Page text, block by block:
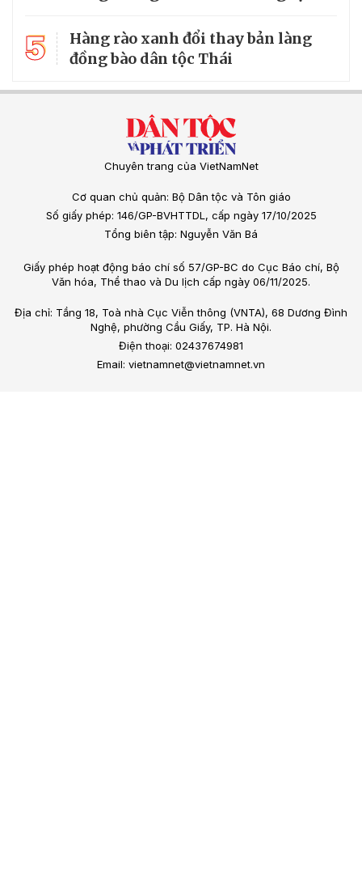
5
Hàng rào xanh đổi thay bản làng
đồng bào dân tộc Thái
Chuyên trang của VietNamNet
Cơ quan chủ quản: Bộ Dân tộc và Tôn giáo
Số giấy phép: 146/GP-BVHTTDL, cấp ngày 17/10/2025
Tổng biên tập: Nguyễn Văn Bá
Giấy phép hoạt động báo chí số 57/GP-BC do Cục Báo chí, Bộ
Văn hóa, Thể thao và Du lịch cấp ngày 06/11/2025.
Địa chỉ: Tầng 18, Toà nhà Cục Viễn thông (VNTA), 68 Dương Đình
Nghệ, phường Cầu Giấy, TP. Hà Nội.
Điện thoại: 02437674981
Email: vietnamnet@vietnamnet.vn